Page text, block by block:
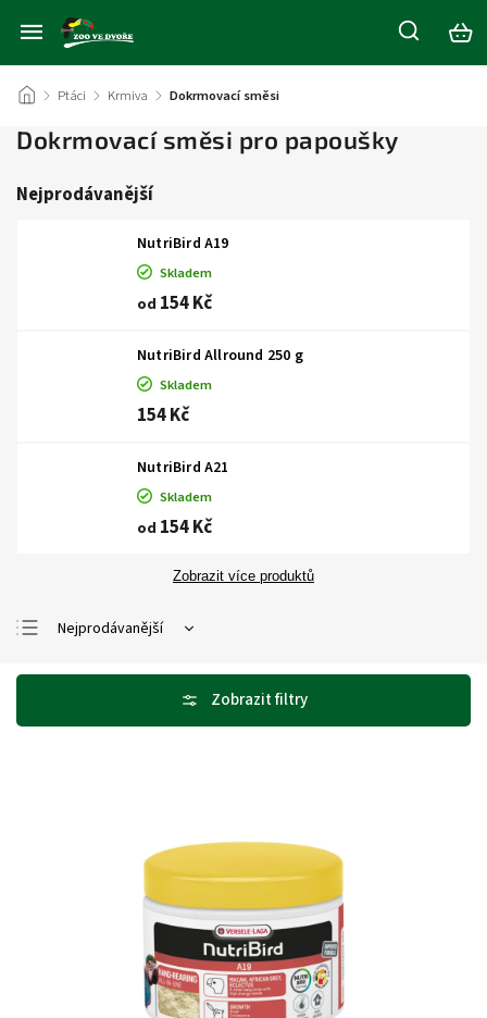
/ Ptáci / Krmiva / Dokrmovací směsi
Dokrmovací směsi pro papoušky
Nejprodávanější
NutriBird A19
Skladem
od 154 Kč
NutriBird Allround 250 g
Skladem
154 Kč
NutriBird A21
Skladem
od 154 Kč
Zobrazit více produktů
Nejprodávanější
Abecedně